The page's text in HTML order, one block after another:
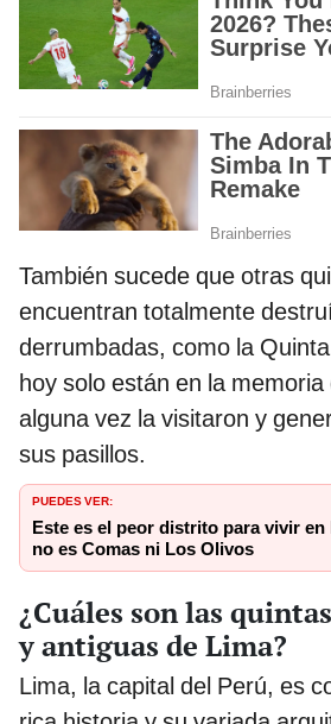
También sucede que otras
encuentran totalmente
derrumbadas, como la
hoy solo están en la
alguna vez la visitaron y
sus pasillos.
PUEDES VER:
Este es el peor distrito para vivir en
no es Comas ni Los Olivos
¿Cuáles son las
y antiguas de Lima?
Lima, la capital del Perú, es